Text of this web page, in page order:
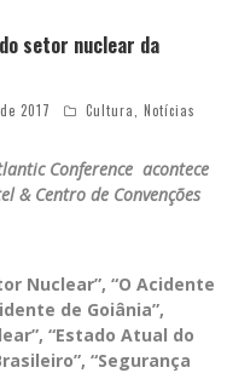
setor nuclear da
2017 Cultura Notícias
Conference acontece
& Centro de Convenções
Nuclear”, “O Acidente
de Goiânia”,
“Estado Atual do
“Segurança